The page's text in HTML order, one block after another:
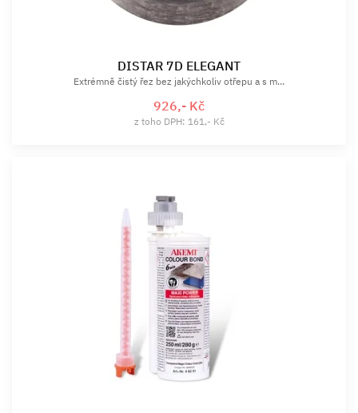
DISTAR 7D ELEGANT
Extrémně čistý řez bez jakýchkoliv otřepu a s m...
926,- Kč
z toho DPH: 161,- Kč